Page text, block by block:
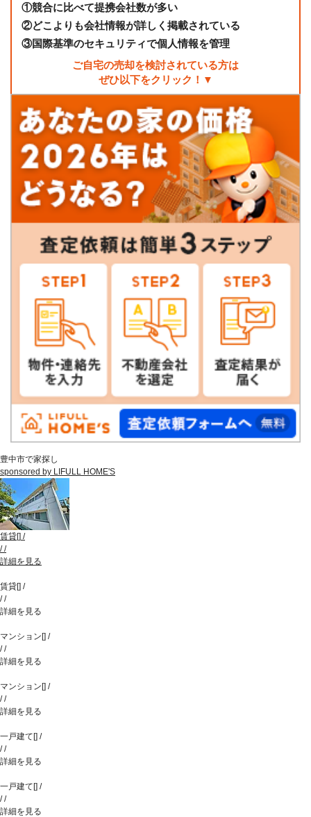
①競合に比べて提携会社数が多い
②どこよりも会社情報が詳しく掲載されている
③国際基準のセキュリティで個人情報を管理
ご自宅の売却を検討されている方は
ぜひ以下をクリック！▼
豊中市で家探し
sponsored by LIFULL HOME'S
賃貸[] /
//
詳細を見る
賃貸[] /
//
詳細を見る
マンション[] /
//
詳細を見る
マンション[] /
//
詳細を見る
一戸建て[] /
//
詳細を見る
一戸建て[] /
//
詳細を見る